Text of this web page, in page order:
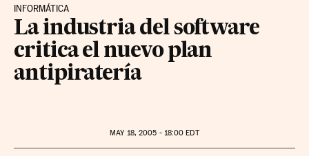
INFORMÁTICA
La industria del software
critica el nuevo plan
antipiratería
MAY18, 2005 - 18:00 EDT